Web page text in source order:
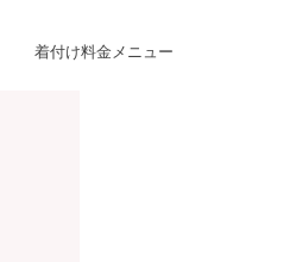
着付け料金メニュー